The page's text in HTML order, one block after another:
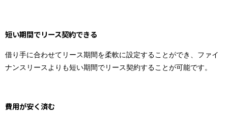
短い期間でリース契約できる
借り手に合わせてリース期間を柔軟に設定することができ、ファイ
ナンスリースよりも短い期間でリース契約することが可能です。
費用が安く済む